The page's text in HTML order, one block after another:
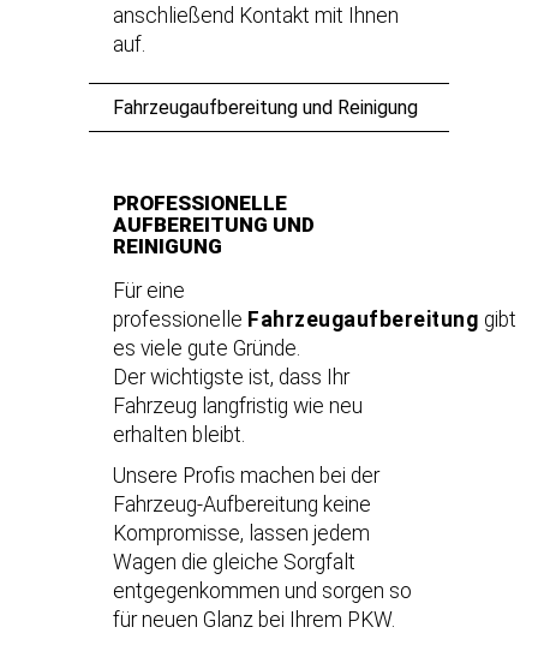
anschließend Kontakt mit Ihnen
auf.
Fahrzeugaufbereitung und Reinigung
PROFESSIONELLE
AUFBEREITUNG UND
REINIGUNG
Für eine
professionelle Fahrzeugaufbereitung gibt
es viele gute Gründe.
Der wichtigste ist, dass Ihr
Fahrzeug langfristig wie neu
erhalten bleibt.
Unsere Profis machen bei der
Fahrzeug-Aufbereitung keine
Kompromisse, lassen jedem
Wagen die gleiche Sorgfalt
entgegenkommen und sorgen so
für neuen Glanz bei Ihrem PKW.